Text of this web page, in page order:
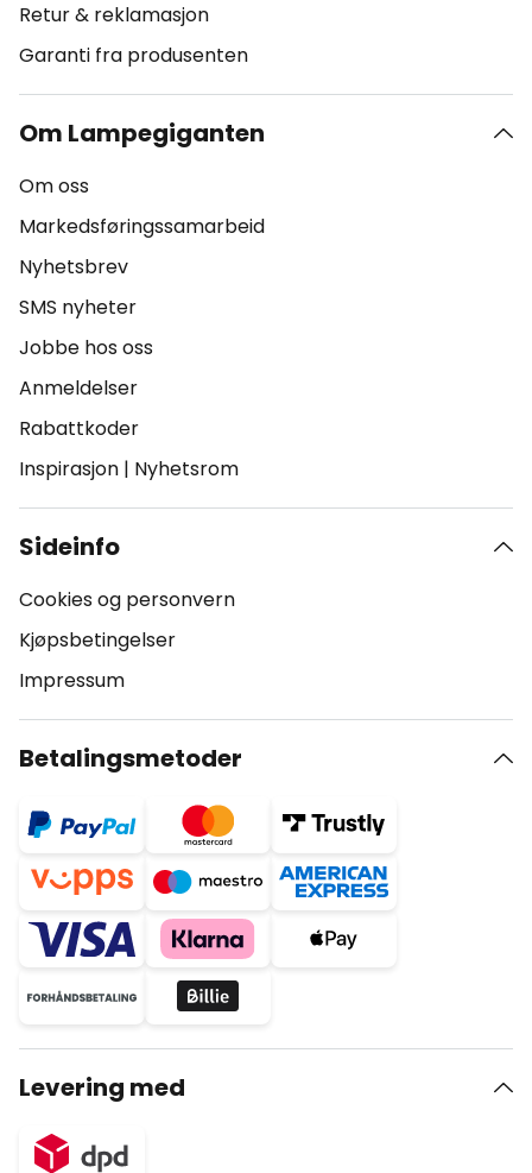
Retur & reklamasjon
Garanti fra produsenten
Om Lampegiganten
Om oss
Markedsføringssamarbeid
Nyhetsbrev
SMS nyheter
Jobbe hos oss
Anmeldelser
Rabattkoder
Inspirasjon | Nyhetsrom
Sideinfo
Cookies og personvern
Kjøpsbetingelser
Impressum
Betalingsmetoder
Levering med